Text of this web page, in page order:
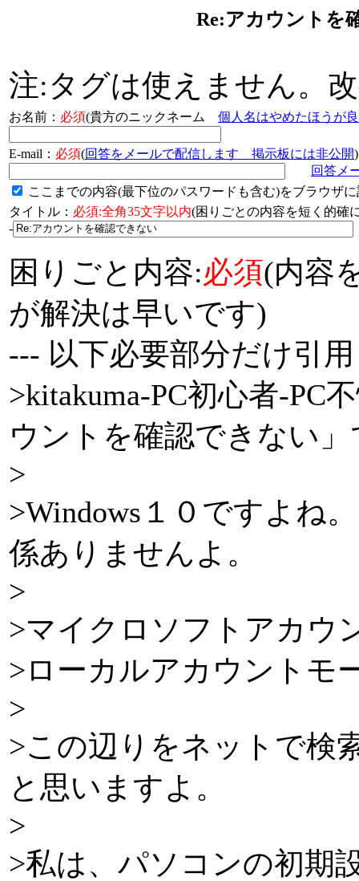
Re:アカウントを
注:タグは使えません。
お名前： 必須(貴方のニックネーム 個人名はやめたほうが
E-mail： 必須(回答をメールで配信します 掲示板には非公開)
回答メ
ここまでの内容(最下位のパスワードも含む)をブラウザ
タイトル： 必須:全角35文字以内(困りごとの内容を短く的
-
困りごと内容:必須(内容
が解決は早いです)
--- 以下必要部分だけ引
>kitakuma-PC初心者-PC
ウントを確認できない
>
>Windows１０ですよね
係ありませんよ。
>
>マイクロソフトアカウ
>ローカルアカウントモ
>
>この辺りをネットで検
と思いますよ。
>
>私は、パソコンの初期